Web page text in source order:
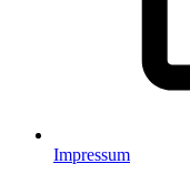
Impressum